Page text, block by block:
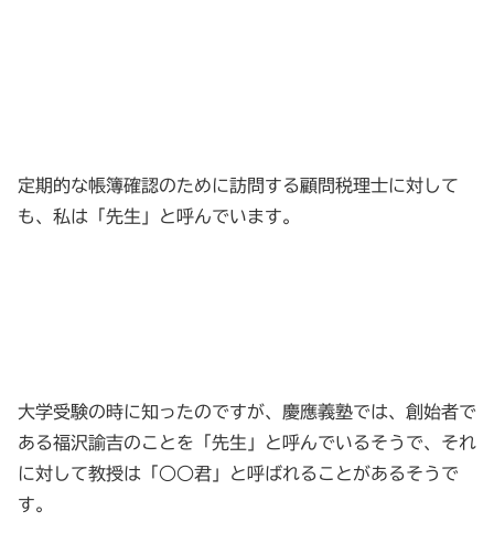
定期的な帳簿確認のために訪問する顧問税理士に対して
も、私は「先生」と呼んでいます。
大学受験の時に知ったのですが、慶應義塾では、創始者で
ある福沢諭吉のことを「先生」と呼んでいるそうで、それ
に対して教授は「○○君」と呼ばれることがあるそうで
す。